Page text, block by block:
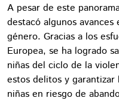
A pesar de este
destacó algunos
género. Gracias a los
Europea, se ha logrado
niñas del ciclo de la
estos delitos y
niñas en riesgo de